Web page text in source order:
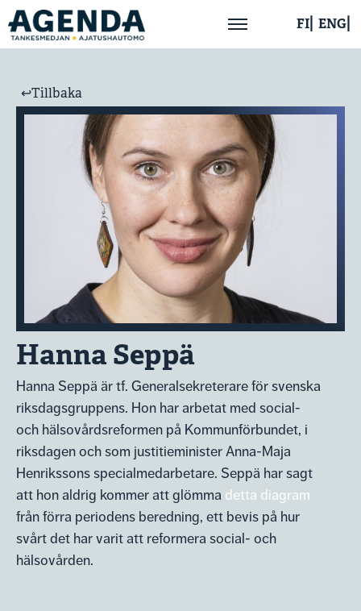
FI ENG
↩︎Tillbaka
Hanna Seppä
Hanna Seppä är tf. Generalsekreterare för svenska
riksdagsgruppens. Hon har arbetat med social-
och hälsovårdsreformen på Kommunförbundet, i
riksdagen och som justitieminister Anna-Maja
Henrikssons specialmedarbetare. Seppä har sagt
att hon aldrig kommer att glömma detta diagram
från förra periodens beredning, ett bevis på hur
svårt det har varit att reformera social- och
hälsovården.